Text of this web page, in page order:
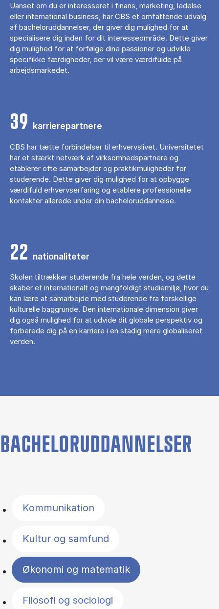
Uanset om du er interesseret i finans, marketing, ledelse
eller international business, har CBS et omfattende udvalg
af bacheloruddannelser, der giver dig mulighed for at
specialisere dig inden for dit interesseområde. Dette giver
dig mulighed for at forfølge dine passioner og udvikle
specifikke færdigheder, der vil være værdifulde på
arbejdsmarkedet.
39 karrierepartnere
CBS har tætte forbindelser til erhvervslivet. Universitetet
har et stærkt netværk af virksomhedspartnere og
etablerer ofte samarbejder og praktikmuligheder for
studerende. Dette giver dig mulighed for at opbygge
værdifuld erhvervserfaring og etablere professionelle
kontakter allerede under din bacheloruddannelse.
22 nationaliteter
Skolen tiltrækker studerende fra hele verden, og dette
skaber et internationalt og mangfoldigt studiemiljø, hvor du
kan lære at samarbejde med studerende fra forskellige
kulturelle baggrunde. Den internationale dimension giver
dig også mulighed for at udvide dit globale perspektiv og
forberede dig på en karriere i en stadig mere globaliseret
verden.
BACHELORUDDANNELSER
Kommunikation
Kultur og samfund
Økonomi og matematik
Filosofi og sociologi